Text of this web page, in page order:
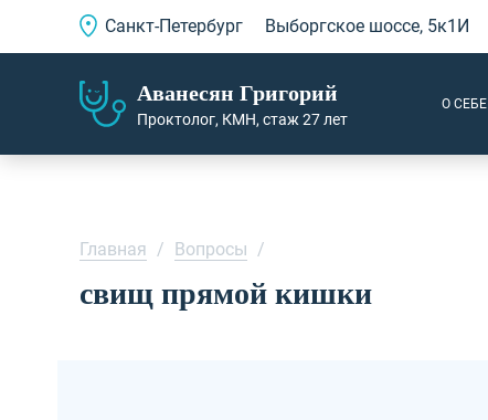
Санкт-Петербург Выборгское шоссе, 5к1И
Аванесян Григорий
Проктолог, КМН, стаж 27 лет
О СЕБЕ
Главная / Вопросы /
свищ прямой кишки